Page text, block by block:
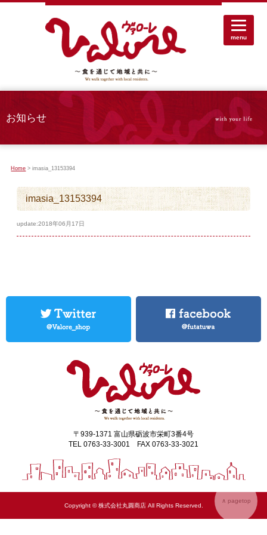
お知らせ
Home > imasia_13153394
imasia_13153394
update:2018年06月17日
〒939-1371 富山県砺波市栄町3番4号
TEL 0763-33-3001 FAX 0763-33-3021
Copyright © 株式会社丸圓商店 All Rights Reserved.
∧ pagetop
menu